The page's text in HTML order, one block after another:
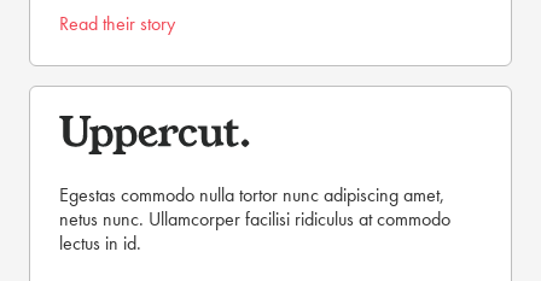
Read their story
Egestas commodo nulla tortor nunc adipiscing amet,
netus nunc. Ullamcorper facilisi ridiculus at commodo
lectus in id.